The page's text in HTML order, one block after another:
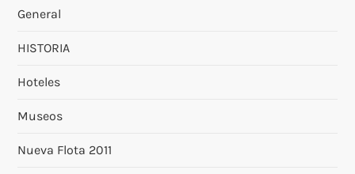
General
HISTORIA
Hoteles
Museos
Nueva Flota 2011